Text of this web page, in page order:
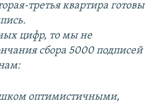
третья квартира готовы
цифр, то мы не
сбора 5000 подписей
оптимистичными,